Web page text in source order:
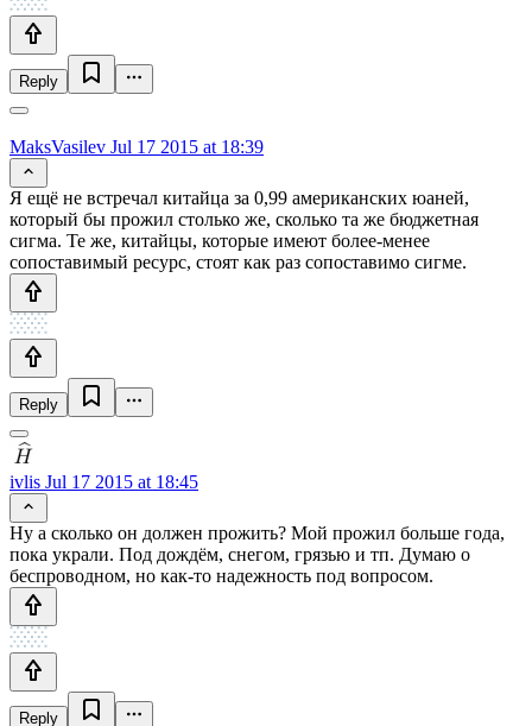
Reply
MaksVasilev Jul 17 2015 at 18:39
Я ещё не встречал китайца за 0,99 американских юаней,
который бы прожил столько же, сколько та же бюджетная
сигма. Те же, китайцы, которые имеют более-менее
сопоставимый ресурс, стоят как раз сопоставимо сигме.
Reply
ivlis Jul 17 2015 at 18:45
Ну а сколько он должен прожить? Мой прожил больше года,
пока украли. Под дождём, снегом, грязью и тп. Думаю о
беспроводном, но как-то надежность под вопросом.
Reply